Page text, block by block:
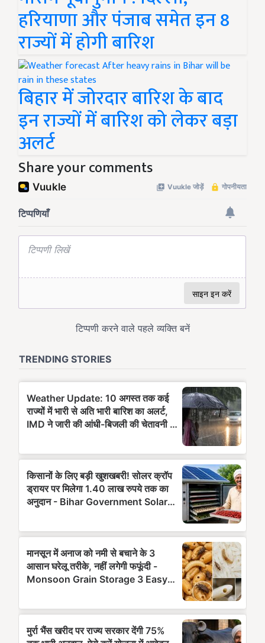
हरियाणा और पंजाब समेत इन 8
राज्यों में होगी बारिश
बिहार में जोरदार बारिश के बाद
इन राज्यों में बारिश को लेकर बड़ा
अलर्ट
Share your comments